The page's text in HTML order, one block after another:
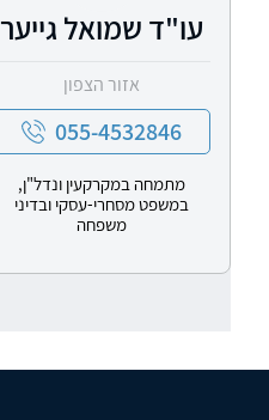
עו"ד שמואל גייער
אזור הצפון
055-4532846
מתמחה במקרקעין ונדל"ן,
במשפט מסחרי-עסקי ובדיני
משפחה